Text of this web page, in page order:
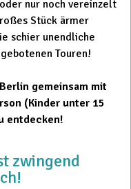
nur noch vereinzelt
Stück ärmer
schier unendliche
Touren!
gemeinsam mit
(Kinder unter 15
entdecken!
zwingend